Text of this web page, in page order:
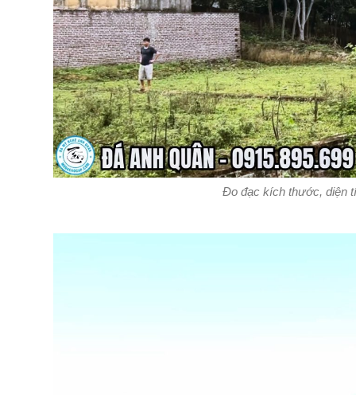
Đo đạc kích thước, diện